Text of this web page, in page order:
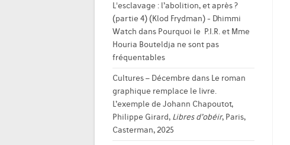
L'esclavage : l’abolition, et après ?
(partie 4) (Klod Frydman) - Dhimmi
Watch dans Pourquoi le P.I.R. et Mme
Houria Bouteldja ne sont pas
fréquentables
Cultures – Décembre dans Le roman
graphique remplace le livre.
L’exemple de Johann Chapoutot,
Philippe Girard, Libres d’obéir, Paris,
Casterman, 2025